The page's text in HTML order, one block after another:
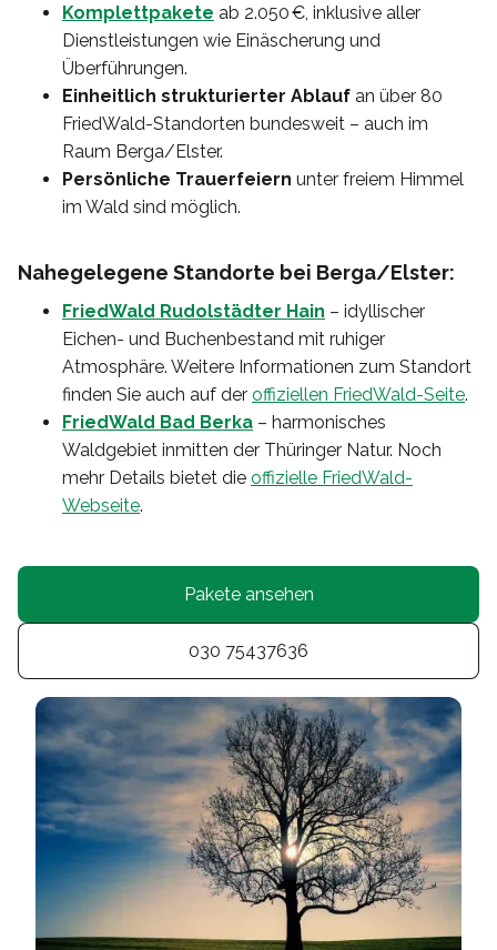
Komplettpakete ab 2.050 €, inklusive aller
Dienstleistungen wie Einäscherung und
Überführungen.
Einheitlich strukturierter Ablauf an über 80
FriedWald-Standorten bundesweit – auch im
Raum Berga/Elster.
Persönliche Trauerfeiern unter freiem Himmel
im Wald sind möglich.
Nahegelegene Standorte bei Berga/Elster:
FriedWald Rudolstädter Hain – idyllischer
Eichen- und Buchenbestand mit ruhiger
Atmosphäre. Weitere Informationen zum Standort
finden Sie auch auf der offiziellen FriedWald-Seite.
FriedWald Bad Berka – harmonisches
Waldgebiet inmitten der Thüringer Natur. Noch
mehr Details bietet die offizielle FriedWald-
Webseite.
Pakete ansehen
030 75437636